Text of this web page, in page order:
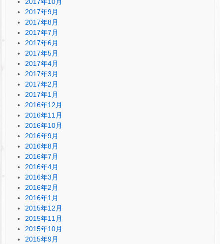
2017年10月
2017年9月
2017年8月
2017年7月
2017年6月
2017年5月
2017年4月
2017年3月
2017年2月
2017年1月
2016年12月
2016年11月
2016年10月
2016年9月
2016年8月
2016年7月
2016年4月
2016年3月
2016年2月
2016年1月
2015年12月
2015年11月
2015年10月
2015年9月